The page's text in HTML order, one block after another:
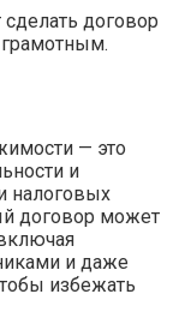
договор
— это
и
налоговых
договор может
и даже
избежать